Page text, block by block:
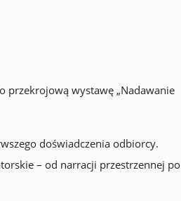
przekrojową wystawę „Nadawanie
doświadczenia odbiorcy.
– od narracji przestrzennej po